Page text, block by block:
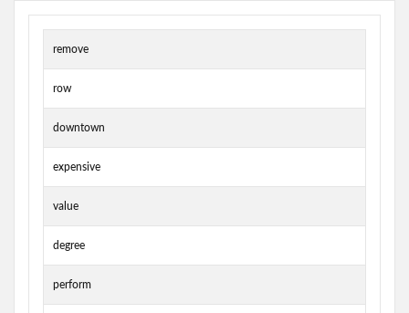
remove
row
downtown
expensive
value
degree
perform